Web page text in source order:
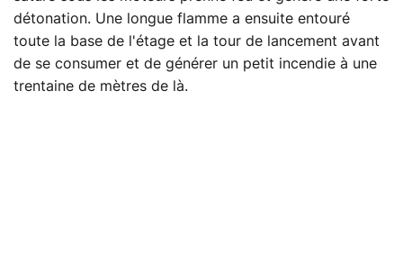
détonation. Une longue flamme a ensuite entouré
toute la base de l'étage et la tour de lancement avant
de se consumer et de générer un petit incendie à une
trentaine de mètres de là.